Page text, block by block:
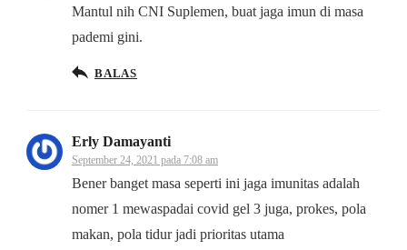
Mantul nih CNI Suplemen, buat jaga imun di masa
pademi gini.
BALAS
Erly Damayanti
September 24, 2021 pada 7:08 am
Bener banget masa seperti ini jaga imunitas adalah
nomer 1 mewaspadai covid gel 3 juga, prokes, pola
makan, pola tidur jadi prioritas utama